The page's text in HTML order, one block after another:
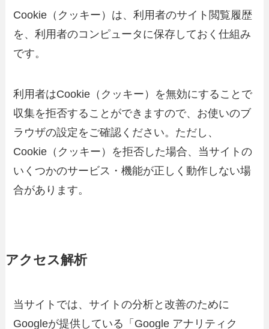
Cookie（クッキー）は、利用者のサイト閲覧履歴
を、利用者のコンピュータに保存しておく仕組み
です。
利用者はCookie（クッキー）を無効にすることで
収集を拒否することができますので、お使いのブ
ラウザの設定をご確認ください。ただし、
Cookie（クッキー）を拒否した場合、当サイトの
いくつかのサービス・機能が正しく動作しない場
合があります。
アクセス解析
当サイトでは、サイトの分析と改善のために
Googleが提供している「Google アナリティク